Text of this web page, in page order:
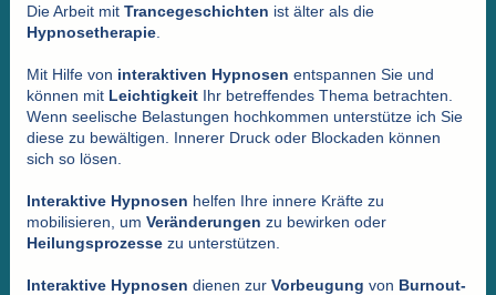
Die Arbeit mit Trancegeschichten ist älter als die
Hypnosetherapie.
Mit Hilfe von interaktiven Hypnosen entspannen Sie und
können mit LeichtigkeitIhr betreffendes Thema betrachten.
Wenn seelische Belastungen hochkommen unterstütze ich Sie
diese zu bewältigen. Innerer Druck oder Blockaden können
sich so lösen.
Interaktive Hypnosen helfen Ihre innere Kräfte zu
mobilisieren, um Veränderungen zu bewirken oder
Heilungsprozessezu unterstützen.
Interaktive Hypnosen dienen zur Vorbeugung von Burnout-